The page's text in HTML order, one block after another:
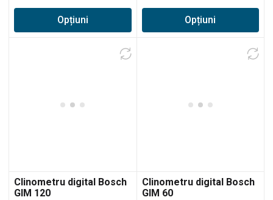
de
Opțiuni
de
Opțiuni
Clinometru digital Bosch
GIM 120
Clinometru digital Bosch
GIM 60